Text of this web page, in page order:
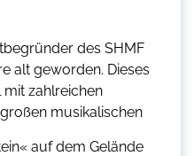
des SHMF
alt geworden. Dieses
zahlreichen
musikalischen
auf dem Gelände